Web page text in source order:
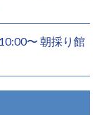
〜 朝採り館